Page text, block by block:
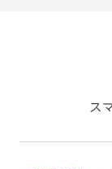
ス